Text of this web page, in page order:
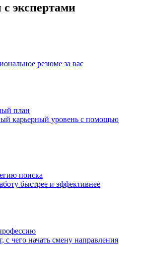
экспертами
резюме за вас
план
карьерный уровень с помощью
поиска
быстрее и эффективнее
с чего начать смену направления